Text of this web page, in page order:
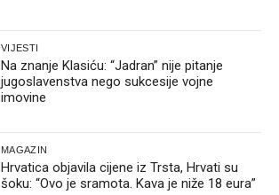
VIJESTI
Na znanje Klasiću: “Jadran” nije pitanje
jugoslavenstva nego sukcesije vojne
imovine
MAGAZIN
Hrvatica objavila cijene iz Trsta, Hrvati su
šoku: “Ovo je sramota. Kava je niže 18 eura”